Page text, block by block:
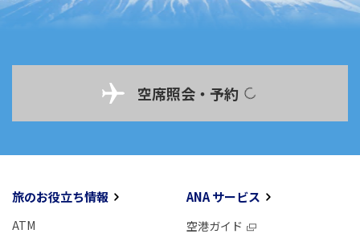
空席照会・予約
旅のお役立ち情報
ATM
ANA サービス
空港ガイド